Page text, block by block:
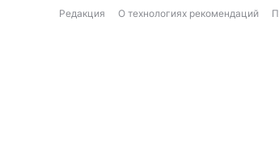
Редакция О технологиях рекомендаций